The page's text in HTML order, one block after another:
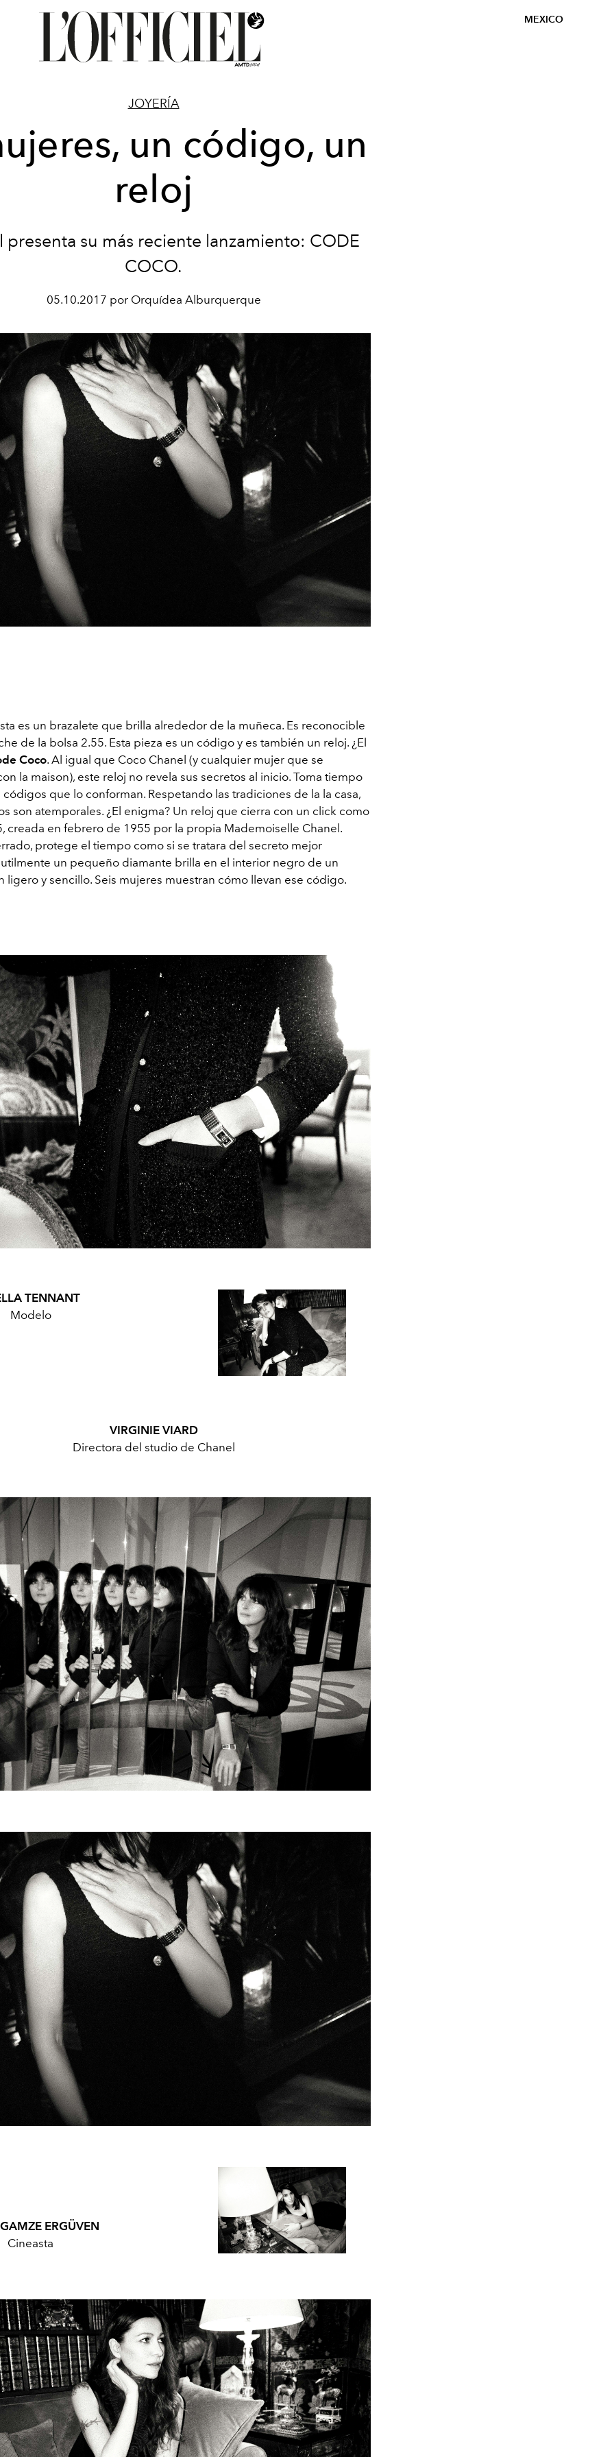
MEXICO
JOYERÍA
un código, un
reloj
presenta su más reciente lanzamiento: CODE
COCO.
05.10.2017 por Orquídea Alburquerque
es un brazalete que brilla alrededor de la muñeca. Es reconocible
de la bolsa 2.55. Esta pieza es un código y es también un reloj. ¿El
Coco. Al igual que Coco Chanel (y cualquier mujer que se
la maison), este reloj no revela sus secretos al inicio. Toma tiempo
que lo conforman. Respetando las tradiciones de la la casa,
son atemporales. ¿El enigma? Un reloj que cierra con un click como
creada en febrero de 1955 por la propia Mademoiselle Chanel.
protege el tiempo como si se tratara del secreto mejor
un pequeño diamante brilla en el interior negro de un
ligero y sencillo. Seis mujeres muestran cómo llevan ese código.
TENNANT
Modelo
VIRGINIE VIARD
Directora del studio de Chanel
ERGÜVEN
Cineasta